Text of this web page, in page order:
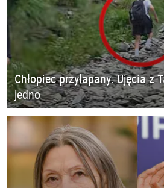
Chłopiec przyłapany. Ujęcia z
jedno